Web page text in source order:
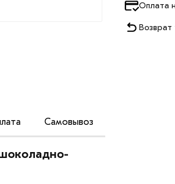
Оплата
Возврат
Самовывоз
мм - это металлический лист с
заборов, гаражей, а так же